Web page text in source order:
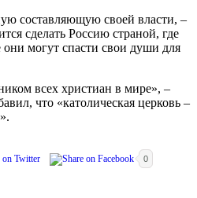
составляющую своей власти, –
сделать Россию страной, где
они могут спасти свои души для
всех христиан в мире», –
что «католическая церковь –
0